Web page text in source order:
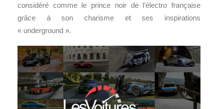
considéré comme le prince noir de l’électro française
grâce à son charisme et ses inspirations
« underground ».